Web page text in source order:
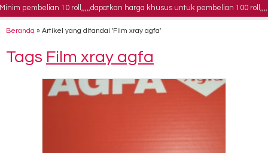
pembelian 10 roll,,,,,dapatkan harga khusus untuk pembelian 100
Beranda » Artikel yang ditandai 'Film xray agfa'
Tags Film xray agfa